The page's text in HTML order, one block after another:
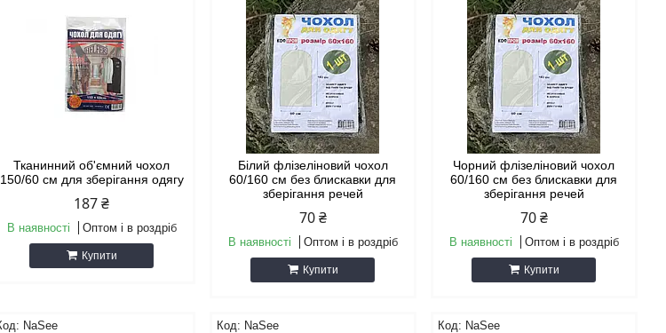
Тканинний об'ємний чохол
150/60 см для зберігання одягу
187 ₴
В наявності Оптом і в роздріб
Купити
Білий флізеліновий чохол
60/160 см без блискавки для
зберігання речей
70 ₴
В наявності Оптом і в роздріб
Купити
Чорний флізеліновий чохол
60/160 см без блискавки для
зберігання речей
70 ₴
В наявності Оптом і в роздріб
Купити
NaSee NaSee NaSee